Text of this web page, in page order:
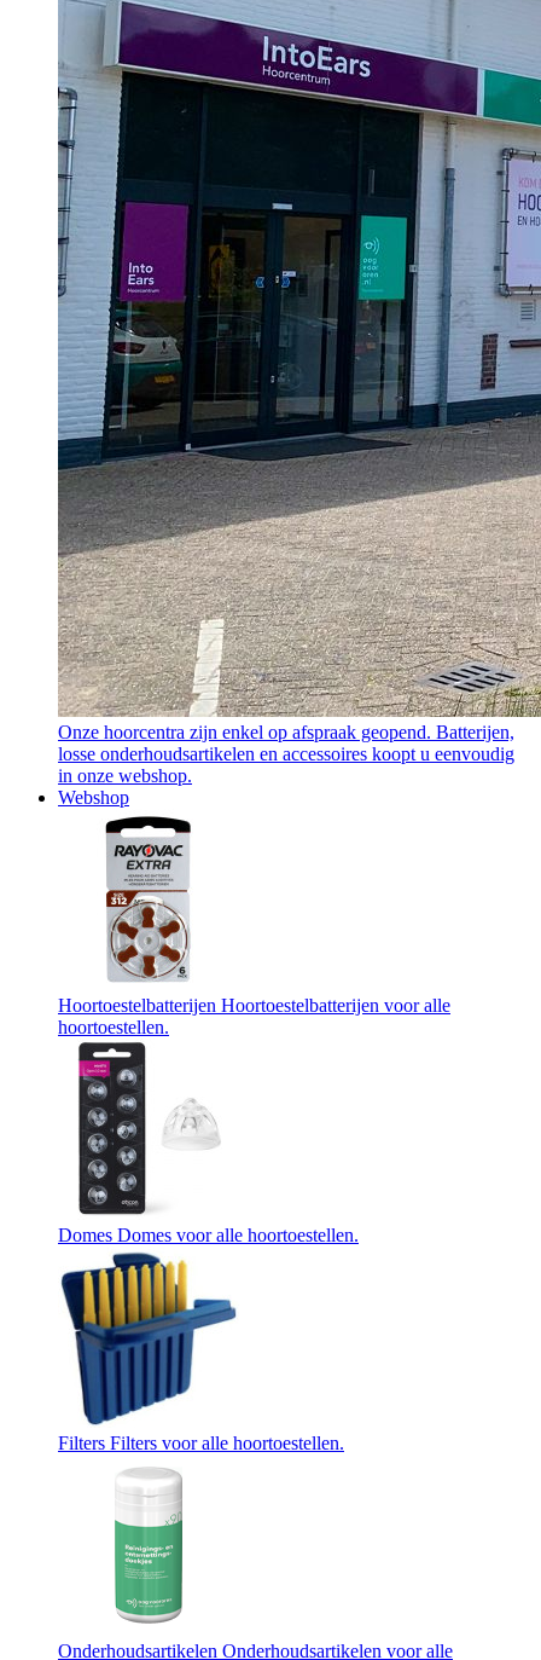
Onze hoorcentra zijn enkel op afspraak geopend. Batterijen,
losse onderhoudsartikelen en accessoires koopt u eenvoudig
in onze webshop.
Webshop
Hoortoestelbatterijen Hoortoestelbatterijen voor alle
hoortoestellen.
Domes Domes voor alle hoortoestellen.
Filters Filters voor alle hoortoestellen.
Onderhoudsartikelen Onderhoudsartikelen voor alle